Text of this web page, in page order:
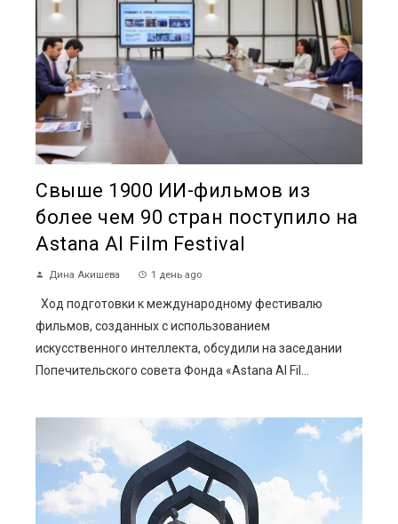
Свыше 1900 ИИ-фильмов из
более чем 90 стран поступило на
Astana AI Film Festival
Дина Акишева 1 день ago
Ход подготовки к международному фестивалю
фильмов, созданных с использованием
искусственного интеллекта, обсудили на заседании
Попечительского совета Фонда «Astana AI Fil...